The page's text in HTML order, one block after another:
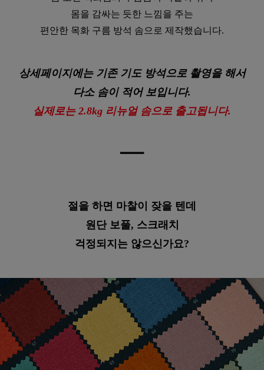
바솜
몸을 감싸는 듯한 느낌을 주는
편안한 목화 구름 방석 솜으로 제작했습니다.
상세페이지에는 기존 기도 방석으로 촬영을 해서
다소 솜이 적어 보입니다.
실제로는 2.8kg 리뉴얼 솜으로 출고됩니다.
━━━━
절을 하면 마찰이 잦을 텐데
원단 보풀, 스크래치
걱정되지는 않으신가요?